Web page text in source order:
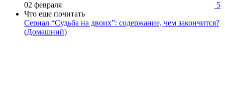
02 февраля
5
Что еще почитать
Сериал “Судьба на двоих”: содержание, чем закончится?
(Домашний)